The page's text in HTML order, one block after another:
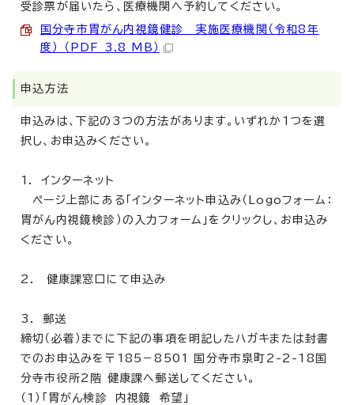
受診票が届いたら、医療機関へ予約してください。
国分寺市胃がん内視鏡健診 実施医療機関（令和8年
度） （PDF 3.8 MB）
申込方法
申込みは、下記の3つの方法があります。いずれか1つを選
択し、お申込みください。
1． インターネット
ページ上部にある「インターネット申込み（Logoフォーム：
胃がん内視鏡検診）の入力フォーム」をクリックし、お申込み
ください。
2. 健康課窓口にて申込み
3． 郵送
締切（必着）までに下記の事項を明記したハガキまたは封書
でのお申込みを〒185－8501 国分寺市泉町2-2-18国
分寺市役所2階 健康課へ郵送してください。
（1）「胃がん検診 内視鏡 希望」